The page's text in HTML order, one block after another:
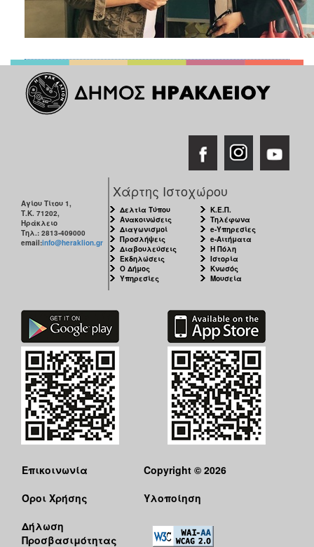
Αγίου Τίτου 1,
Τ.Κ. 71202,
Ηράκλειο
Τηλ.: 2813-409000
email:info@heraklion.gr
Χάρτης Ιστοχώρου
Δελτία Τύπου
Ανακοινώσεις
Διαγωνισμοί
Προσλήψεις
Διαβουλεύσεις
Εκδηλώσεις
Ο Δήμος
Υπηρεσίες
Κ.Ε.Π.
Τηλέφωνα
e-Υπηρεσίες
e-Αιτήματα
Η Πόλη
Ιστορία
Κνωσός
Μουσεία
Επικοινωνία
Όροι Χρήσης
Δήλωση
Προσβασιμότητας
Copyright © 2026
Υλοποίηση